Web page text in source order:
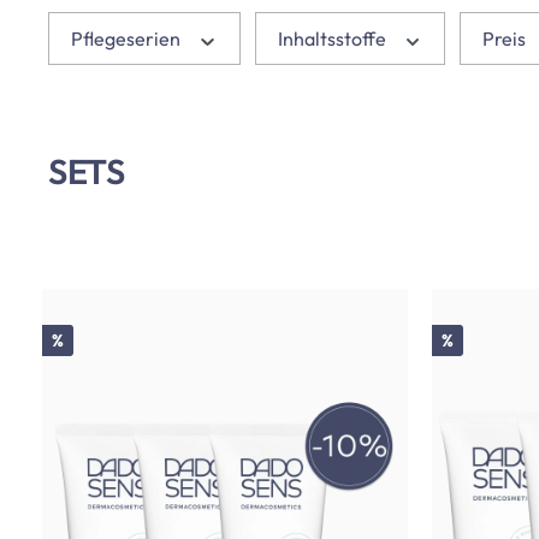
Pflegeserien Inhaltsstoffe Preis
SETS
Rabatt
% Rabatt
%